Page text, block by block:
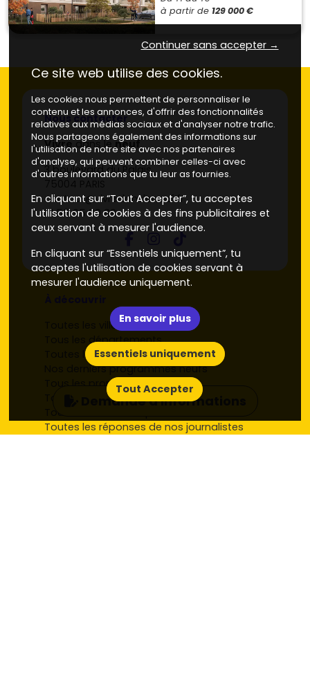
à partir de 129 000 €
Demande d'informations
Nous contacter
Vivredans leneuf
3 boulevard du Palais
contact@vivredansleneuf.fr
01 55 95 89 89
Toutes les villes
Tous les départements
Toutes les régions
Nos derniers programmes neufs
Tous les promoteurs
Tous les appartements par ville
Toutes les réponses de nos journalistes
Continuer sans accepter →
Ce site web utilise des cookies.
Les cookies nous permettent de personnaliser le
contenu et les annonces, d'offrir des fonctionnalités
relatives aux médias sociaux et d'analyser notre trafic.
Nous partageons également des informations sur
l'utilisation de notre site avec nos partenaires
d'analyse, qui peuvent combiner celles-ci avec
d'autres informations que tu leur as fournies.
En cliquant sur “Tout Accepter”, tu acceptes
l'utilisation de cookies à des fins publicitaires et
ceux servant à mesurer l'audience.
En cliquant sur “Essentiels uniquement”, tu
acceptes l'utilisation de cookies servant à
mesurer l'audience uniquement.
En savoir plus
Essentiels uniquement
Tout Accepter